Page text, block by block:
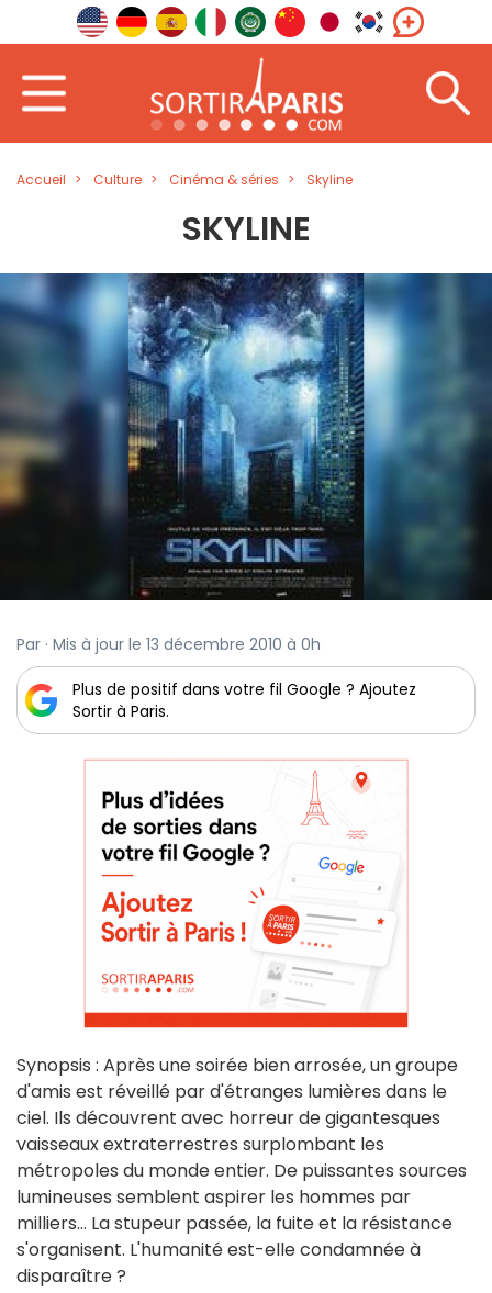
Accueil Culture Cinéma & séries Skyline
SKYLINE
Par · Mis à jour le 13 décembre 2010 à 0h
Plus de positif dans votre fil Google ? Ajoutez
Sortir à Paris.
Synopsis : Après une soirée bien arrosée, un groupe
d'amis est réveillé par d'étranges lumières dans le
ciel. Ils découvrent avec horreur de gigantesques
vaisseaux extraterrestres surplombant les
métropoles du monde entier. De puissantes sources
lumineuses semblent aspirer les hommes par
milliers... La stupeur passée, la fuite et la résistance
s'organisent. L'humanité est-elle condamnée à
disparaître ?